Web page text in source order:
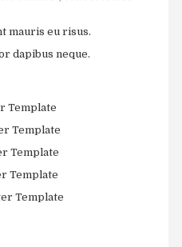
mauris eu risus.
dapibus neque.
Template
Template
Template
Template
Template